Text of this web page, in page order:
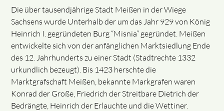
Die über tausendjährige Stadt Meißen in der Wiege
Sachsens wurde Unterhalb der um das Jahr 929 von König
Heinrich I. gegründeten Burg “Misnia” gegründet. Meißen
entwickelte sich von der anfänglichen Marktsiedlung Ende
des 12. Jahrhunderts zu einer Stadt (Stadtrechte 1332
urkundlich bezeugt). Bis 1423 herschte die
Marktgrafschaft Meißen, bekannte Markgrafen waren
Konrad der Große, Friedrich der Streitbare Dietrich der
Bedrängte, Heinrich der Erlauchte und die Wettiner.